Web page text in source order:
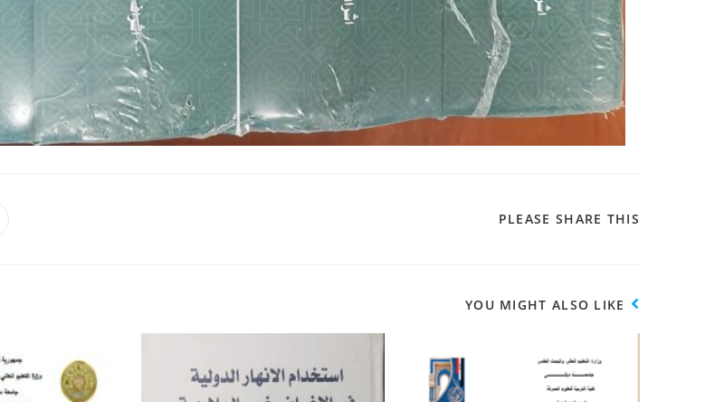
PLEASE SHARE THIS
YOU MIGHT ALSO LIKE